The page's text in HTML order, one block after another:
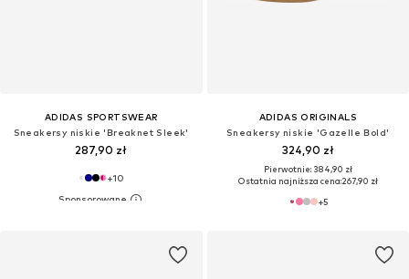
ADIDAS SPORTSWEAR
Sneakersy niskie 'Breaknet Sleek'
287,90 zł
+10
ADIDAS ORIGINALS
Sneakersy niskie 'Gazelle Bold'
324,90 zł
Pierwotnie: 384,90 zł
Ostatnia najniższa cena:267,90 zł
+5